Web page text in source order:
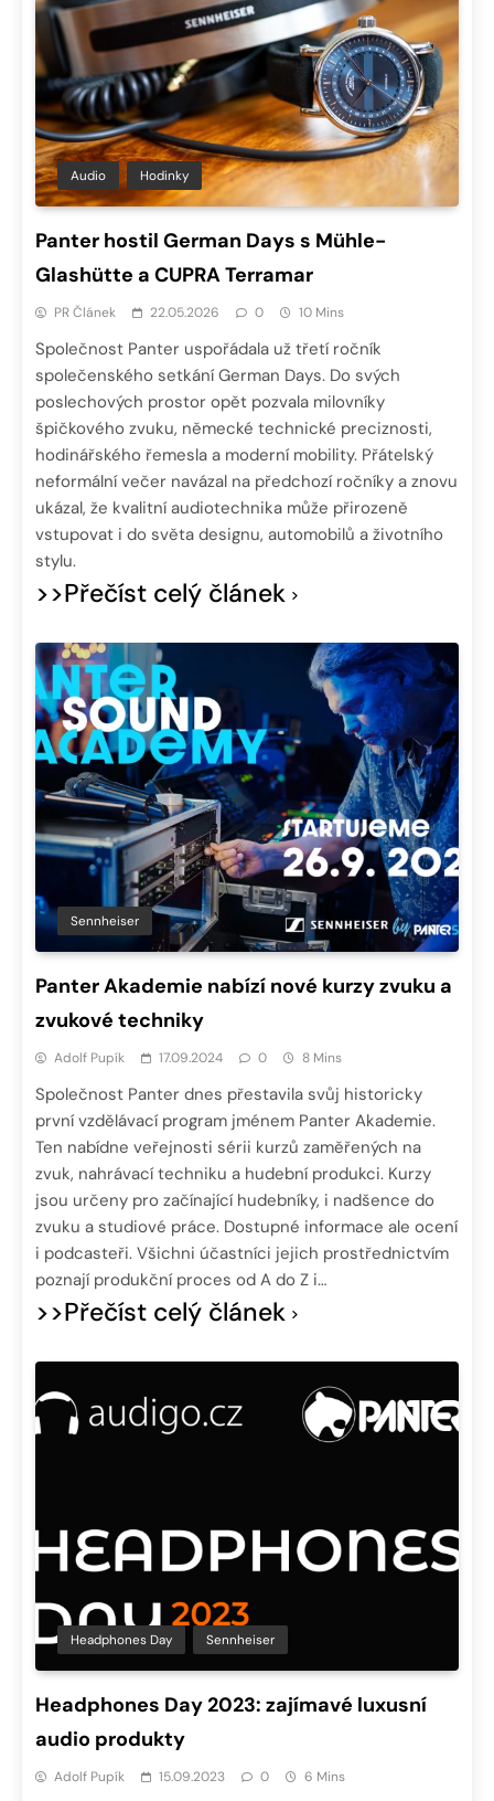
Audio Hodinky
Panter hostil German Days s Mühle-
Glashütte a CUPRA Terramar
PR Článek 22.05.2026 0 10 Mins
Společnost Panter uspořádala už třetí ročník
společenského setkání German Days. Do svých
poslechových prostor opět pozvala milovníky
špičkového zvuku, německé technické preciznosti,
hodinářského řemesla a moderní mobility. Přátelský
neformální večer navázal na předchozí ročníky a znovu
ukázal, že kvalitní audiotechnika může přirozeně
vstupovat i do světa designu, automobilů a životního
stylu.
>>Přečíst celý článek
Sennheiser
Panter Akademie nabízí nové kurzy zvuku a
zvukové techniky
Adolf Pupík 17.09.2024 0 8 Mins
Společnost Panter dnes přestavila svůj historicky
první vzdělávací program jménem Panter Akademie.
Ten nabídne veřejnosti sérii kurzů zaměřených na
zvuk, nahrávací techniku a hudební produkci. Kurzy
jsou určeny pro začínající hudebníky, i nadšence do
zvuku a studiové práce. Dostupné informace ale ocení
i podcasteři. Všichni účastníci jejich prostřednictvím
poznají produkční proces od A do Z i…
>>Přečíst celý článek
Headphones Day Sennheiser
Headphones Day 2023: zajímavé luxusní
audio produkty
Adolf Pupík 15.09.2023 0 6 Mins